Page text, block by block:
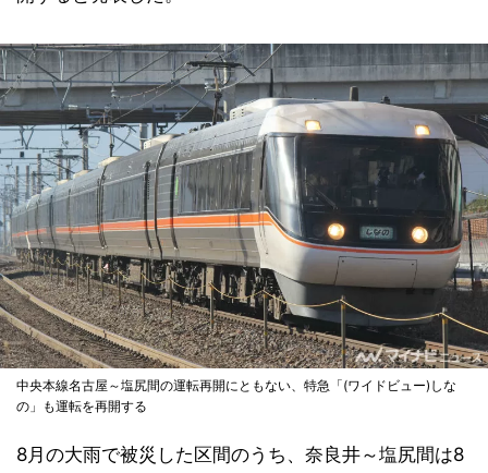
中央本線名古屋～塩尻間の運転再開にともない、特急「(ワイドビュー)しな
の」も運転を再開する
8月の大雨で被災した区間のうち、奈良井～塩尻間は8